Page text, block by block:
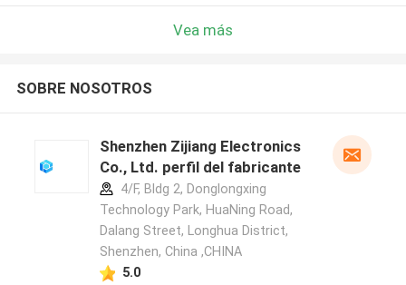
Vea más
SOBRE NOSOTROS
Shenzhen Zijiang Electronics
Co., Ltd. perfil del fabricante
4/F, Bldg 2, Donglongxing
Technology Park, HuaNing Road,
Dalang Street, Longhua District,
Shenzhen, China ,CHINA
5.0